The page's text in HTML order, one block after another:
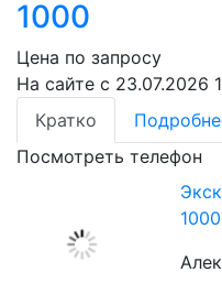
1000
Цена по запросу
На сайте с 23.07.2026
Кратко
Посмотреть телефон
1000